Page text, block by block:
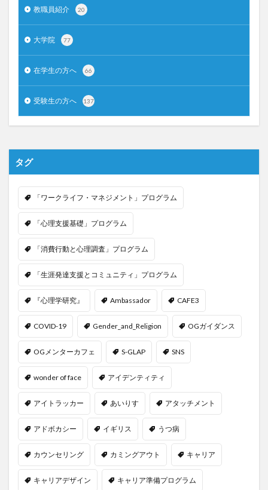
教職員紹介 20
大学院 77
在学生の方へ 66
受験生の方へ 137
タグ
「ワークライフ・マネジメント」プログラム
「心理支援基礎」プログラム
「消費行動と心理調査」プログラム
「生涯発達支援とコミュニティ」プログラム
『心理学研究』 Ambassador CAFE3
COVID-19 Gender_and_Religion OGガイダンス
OGメンターカフェ S-GLAP SNS
wonder of face アイデンティティ
アイトラッカー あいりす アタッチメント
アドボカシー イギリス うつ病
カウンセリング カミングアウト キャリア
キャリアデザイン キャリア準備プログラム